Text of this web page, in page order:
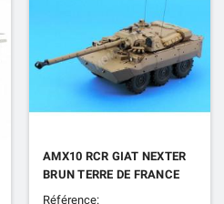
AMX10 RCR GIAT NEXTER
BRUN TERRE DE FRANCE
Référence: